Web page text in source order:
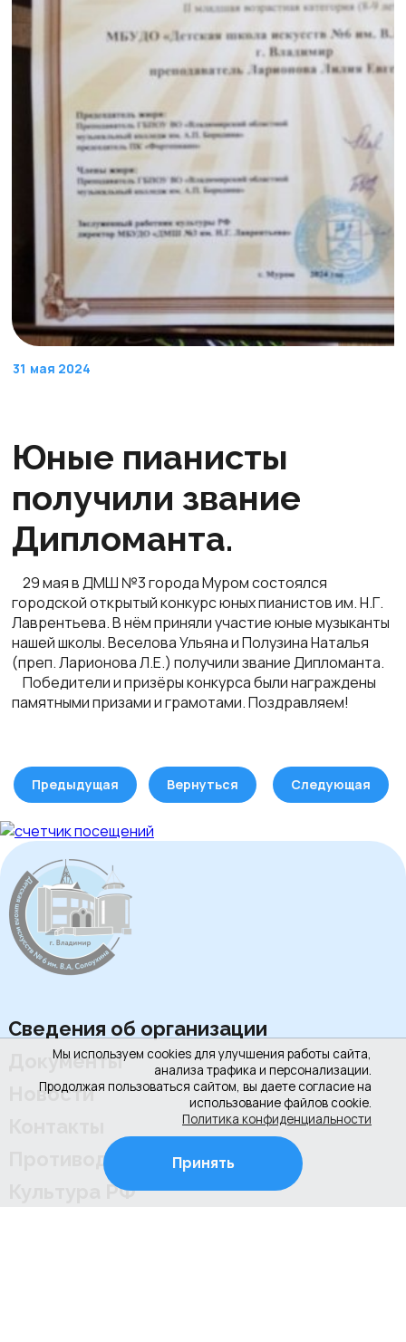
Мы используем cookies для улучшения работы сайта,
анализа трафика и персонализации.
Продолжая пользоваться сайтом, вы даете согласие на
использование файлов cookie.
Политика конфиденциальности
Принять
31 мая 2024
Юные пианисты
получили звание
Дипломанта.
29 мая в ДМШ №3 города Муром состоялся
городской открытый конкурс юных пианистов им. Н.Г.
Лаврентьева. В нём приняли участие юные музыканты
нашей школы. Веселова Ульяна и Полузина Наталья
(преп. Ларионова Л.Е.) получили звание Дипломанта.
Победители и призёры конкурса были награждены
памятными призами и грамотами. Поздравляем!
Предыдущая Вернуться Следующая
Сведения об организации
Документы
Новости
Противодействие коррупции
Культура РФ